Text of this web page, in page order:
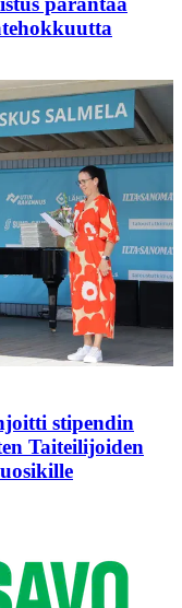
stipendin
Taiteilijoiden